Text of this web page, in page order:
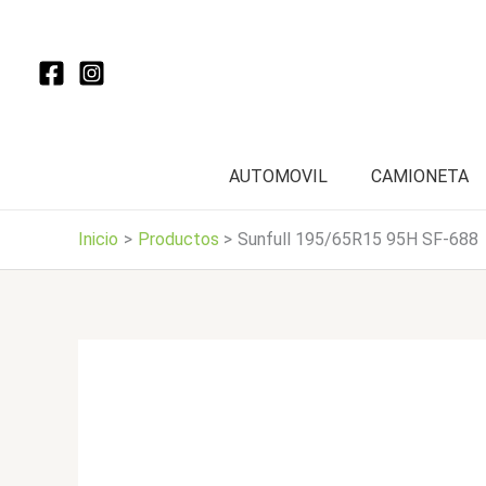
contenido
AUTOMOVIL CAMIONETA
Inicio Productos Sunfull 195/65R15 95H SF-688